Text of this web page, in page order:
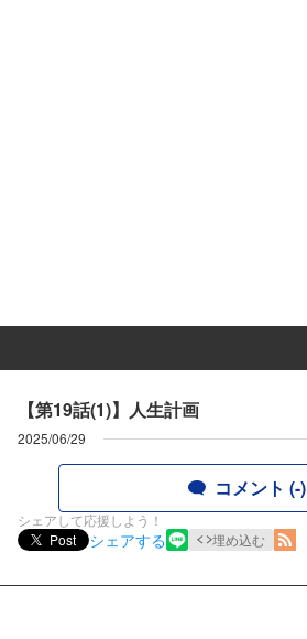
【第19話(1)】人生計画
2025/06/29
コメント (-)
シェアして応援しよう！
Post
シェアする 埋め込む